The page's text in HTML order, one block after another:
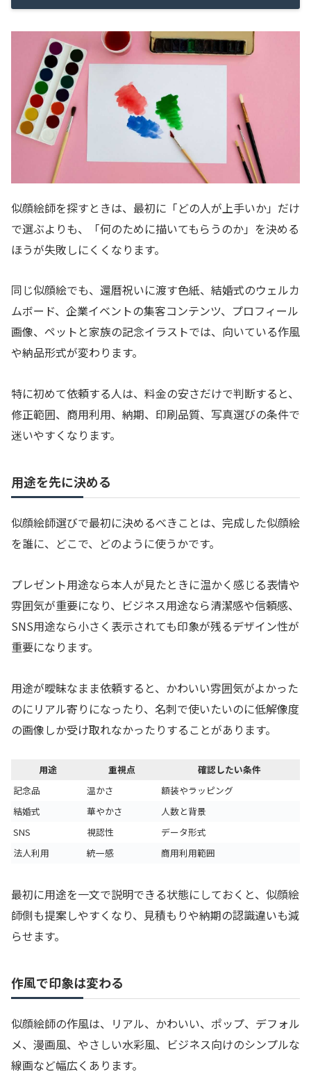
似顔絵師を探すときは、最初に「どの人が上手いか」だけ
で選ぶよりも、「何のために描いてもらうのか」を決める
ほうが失敗しにくくなります。
同じ似顔絵でも、還暦祝いに渡す色紙、結婚式のウェルカ
ムボード、企業イベントの集客コンテンツ、プロフィール
画像、ペットと家族の記念イラストでは、向いている作風
や納品形式が変わります。
特に初めて依頼する人は、料金の安さだけで判断すると、
修正範囲、商用利用、納期、印刷品質、写真選びの条件で
迷いやすくなります。
用途を先に決める
似顔絵師選びで最初に決めるべきことは、完成した似顔絵
を誰に、どこで、どのように使うかです。
プレゼント用途なら本人が見たときに温かく感じる表情や
雰囲気が重要になり、ビジネス用途なら清潔感や信頼感、
SNS用途なら小さく表示されても印象が残るデザイン性が
重要になります。
用途が曖昧なまま依頼すると、かわいい雰囲気がよかった
のにリアル寄りになったり、名刺で使いたいのに低解像度
の画像しか受け取れなかったりすることがあります。
用途 重視点
確認したい条件
記念品
温かさ
額装やラッピング
結婚式
華やかさ
人数と背景
SNS
視認性
データ形式
法人利用
統一感 商用利用範囲
最初に用途を一文で説明できる状態にしておくと、似顔絵
師側も提案しやすくなり、見積もりや納期の認識違いも減
らせます。
作風で印象は変わる
似顔絵師の作風は、リアル、かわいい、ポップ、デフォル
メ、漫画風、やさしい水彩風、ビジネス向けのシンプルな
線画など幅広くあります。